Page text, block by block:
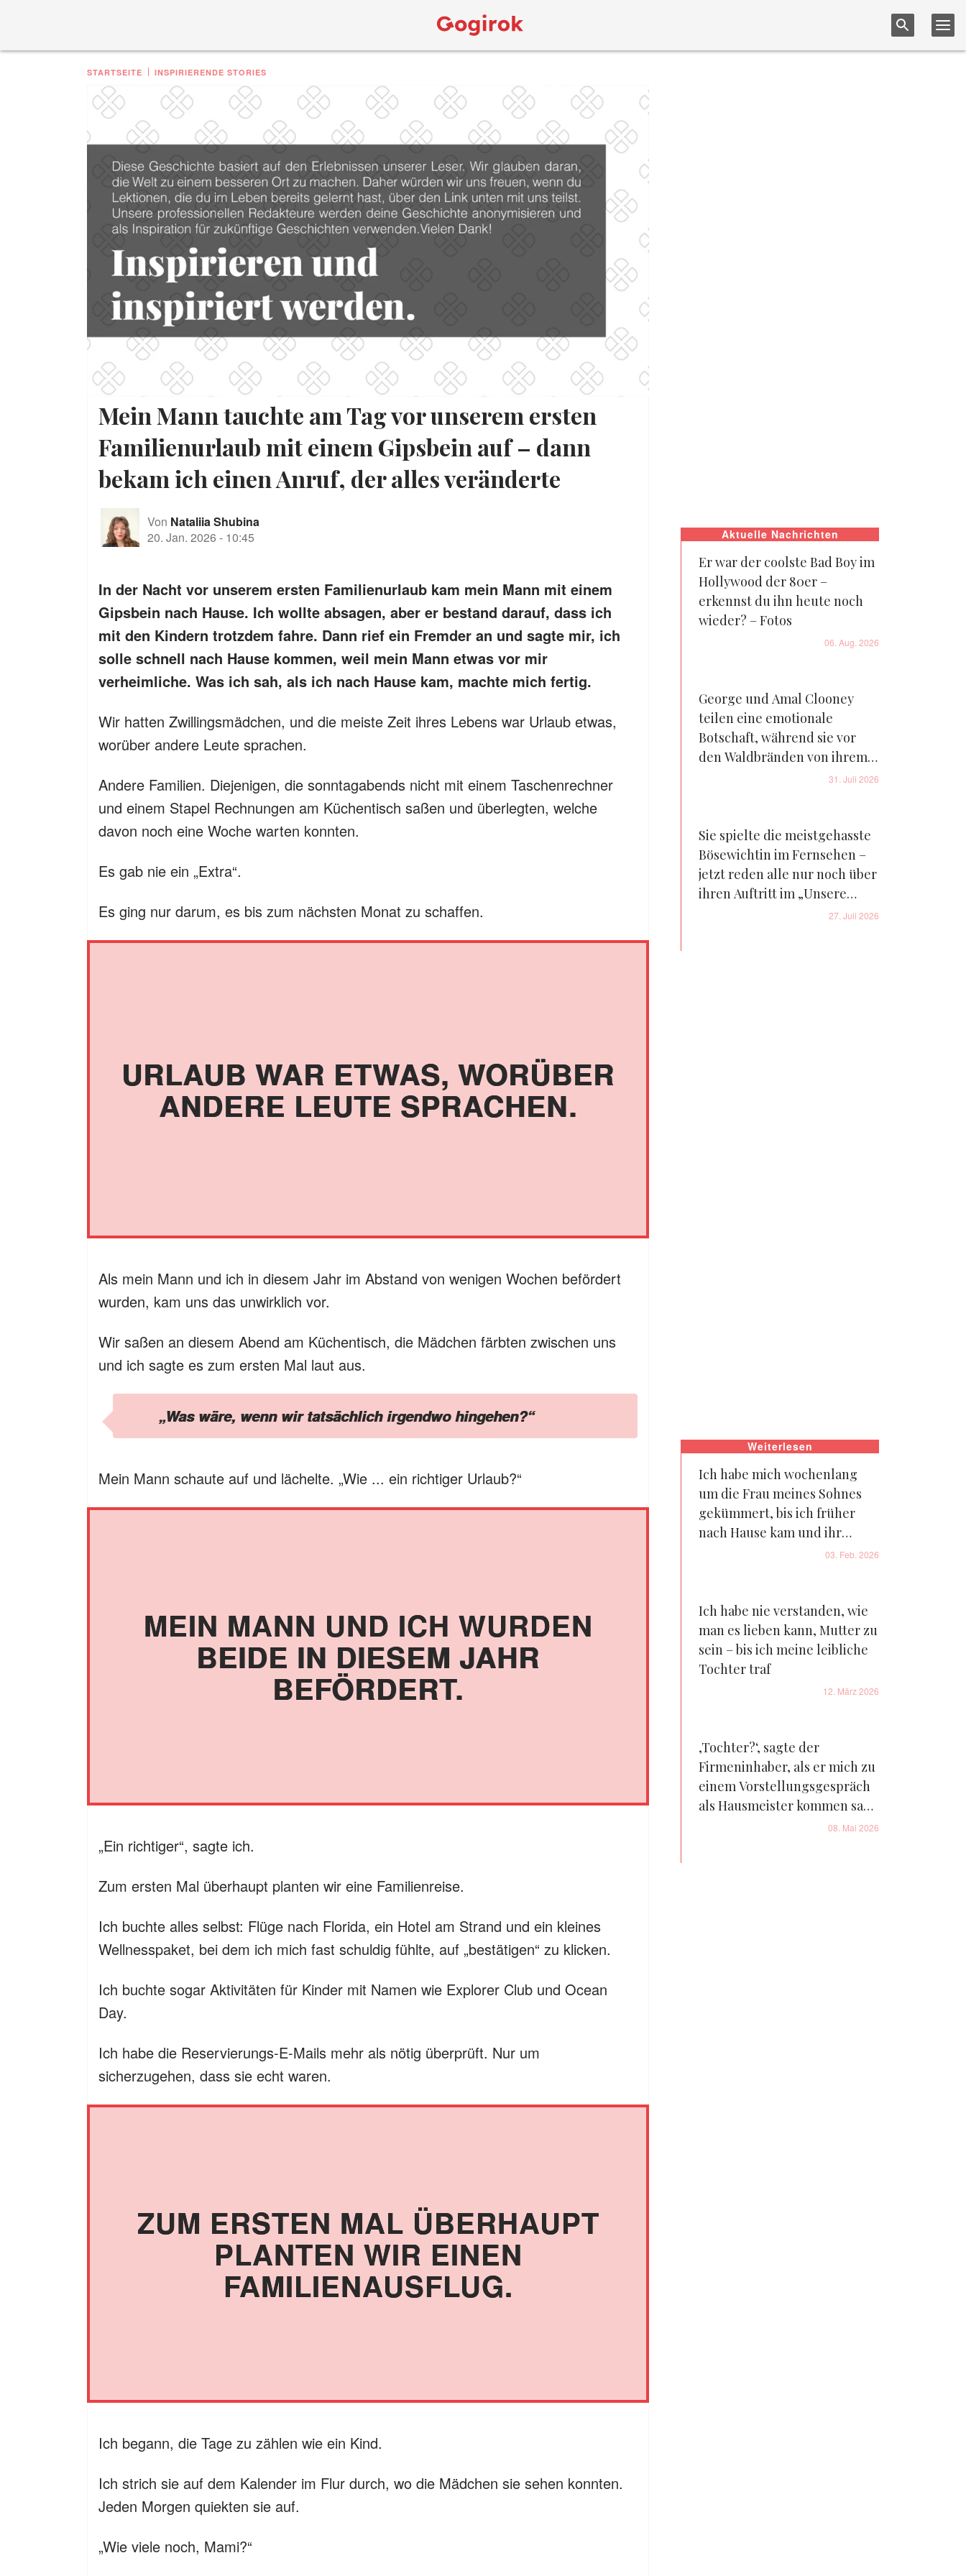
STARTSEITE INSPIRIERENDE STORIES
Mein Mann tauchte am Tag vor unserem ersten
Familienurlaub mit einem Gipsbein auf – dann
bekam ich einen Anruf, der alles veränderte
Von Nataliia Shubina
20. Jan. 2026 - 10:45
In der Nacht vor unserem ersten Familienurlaub kam mein Mann mit einem
Gipsbein nach Hause. Ich wollte absagen, aber er bestand darauf, dass ich
mit den Kindern trotzdem fahre. Dann rief ein Fremder an und sagte mir, ich
solle schnell nach Hause kommen, weil mein Mann etwas vor mir
verheimliche. Was ich sah, als ich nach Hause kam, machte mich fertig.
Wir hatten Zwillingsmädchen, und die meiste Zeit ihres Lebens war Urlaub etwas,
worüber andere Leute sprachen.
Andere Familien. Diejenigen, die sonntagabends nicht mit einem Taschenrechner
und einem Stapel Rechnungen am Küchentisch saßen und überlegten, welche
davon noch eine Woche warten konnten.
Es gab nie ein „Extra“.
Es ging nur darum, es bis zum nächsten Monat zu schaffen.
URLAUB WAR ETWAS, WORÜBER
ANDERE LEUTE SPRACHEN.
Als mein Mann und ich in diesem Jahr im Abstand von wenigen Wochen befördert
wurden, kam uns das unwirklich vor.
Wir saßen an diesem Abend am Küchentisch, die Mädchen färbten zwischen uns
und ich sagte es zum ersten Mal laut aus.
„Was wäre, wenn wir tatsächlich irgendwo hingehen?“
Mein Mann schaute auf und lächelte. „Wie ... ein richtiger Urlaub?“
MEIN MANN UND ICH WURDEN
BEIDE IN DIESEM JAHR
BEFÖRDERT.
„Ein richtiger“, sagte ich.
Zum ersten Mal überhaupt planten wir eine Familienreise.
Ich buchte alles selbst: Flüge nach Florida, ein Hotel am Strand und ein kleines
Wellnesspaket, bei dem ich mich fast schuldig fühlte, auf „bestätigen“ zu klicken.
Ich buchte sogar Aktivitäten für Kinder mit Namen wie Explorer Club und Ocean
Day.
Ich habe die Reservierungs-E-Mails mehr als nötig überprüft. Nur um
sicherzugehen, dass sie echt waren.
ZUM ERSTEN MAL ÜBERHAUPT
PLANTEN WIR EINEN
FAMILIENAUSFLUG.
Ich begann, die Tage zu zählen wie ein Kind.
Ich strich sie auf dem Kalender im Flur durch, wo die Mädchen sie sehen konnten.
Jeden Morgen quiekten sie auf.
„Wie viele noch, Mami?“
Aktuelle Nachrichten
Er war der coolste Bad Boy im
Hollywood der 80er –
erkennst du ihn heute noch
wieder? – Fotos
06. Aug. 2026
George und Amal Clooney
teilen eine emotionale
Botschaft, während sie vor
den Waldbränden von ihrem
Bauernhof in Frankreich31. Juli 2026
Sie spielte die meistgehasste
Bösewichtin im Fernsehen –
jetzt reden alle nur noch über
ihren Auftritt im „Unsere
kleine Farm“-Reboot – Fotos
27. Juli 2026
Weiterlesen
Ich habe mich wochenlang
um die Frau meines Sohnes
gekümmert, bis ich früher
nach Hause kam und ihr
Geheimnis hörte – den Rest
03. Feb. 2026
Ich habe nie verstanden, wie
man es lieben kann, Mutter zu
sein – bis ich meine leibliche
Tochter traf
12. März 2026
‚Tochter?‘, sagte der
Firmeninhaber, als er mich zu
einem Vorstellungsgespräch
als Hausmeister kommen sah
– ich hatte ihn noch nie zuvor
08. Mai 2026